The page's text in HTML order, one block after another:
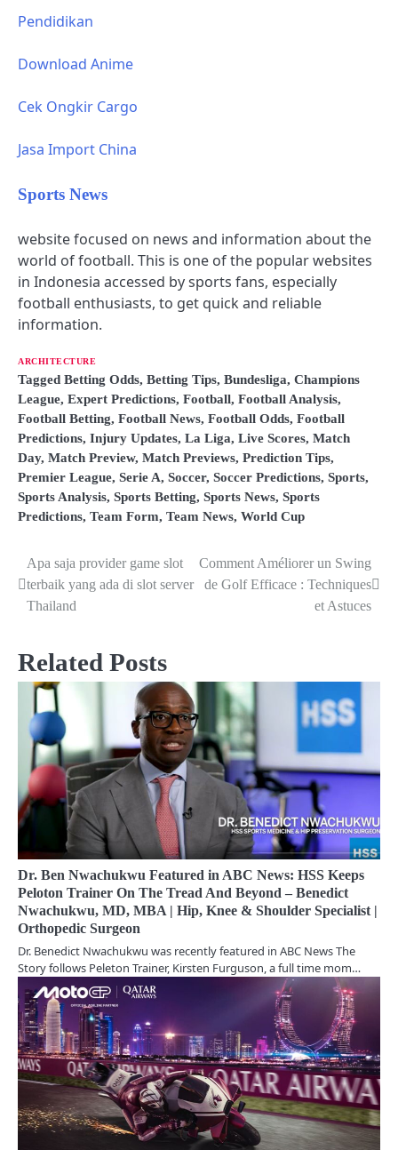
Pendidikan
Download Anime
Cek Ongkir Cargo
Jasa Import China
Sports News
website focused on news and information about the
world of football. This is one of the popular websites
in Indonesia accessed by sports fans, especially
football enthusiasts, to get quick and reliable
information.
ARCHITECTURE
Tagged Betting Odds, Betting Tips, Bundesliga, Champions
League, Expert Predictions, Football, Football Analysis,
Football Betting, Football News, Football Odds, Football
Predictions, Injury Updates, La Liga, Live Scores, Match
Day, Match Preview, Match Previews, Prediction Tips,
Premier League, Serie A, Soccer, Soccer Predictions, Sports,
Sports Analysis, Sports Betting, Sports News, Sports
Predictions, Team Form, Team News, World Cup
P
o
t
i
g
a
t
i
o
n
Apa saja provider game slot
terbaik yang ada di slot server
Thailand
Comment Améliorer un Swing
de Golf Efficace : Techniques
et Astuces
Related Posts
Dr. Ben Nwachukwu Featured in ABC News: HSS Keeps
Peloton Trainer On The Tread And Beyond – Benedict
Nwachukwu, MD, MBA | Hip, Knee & Shoulder Specialist |
Orthopedic Surgeon
Dr. Benedict Nwachukwu was recently featured in ABC News The
Story follows Peleton Trainer, Kirsten Furguson, a full time mom…